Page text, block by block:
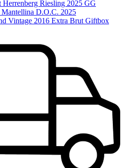
Riesling 2025 GG
D.O.C. 2025
Vintage 2016 Extra Brut Giftbox